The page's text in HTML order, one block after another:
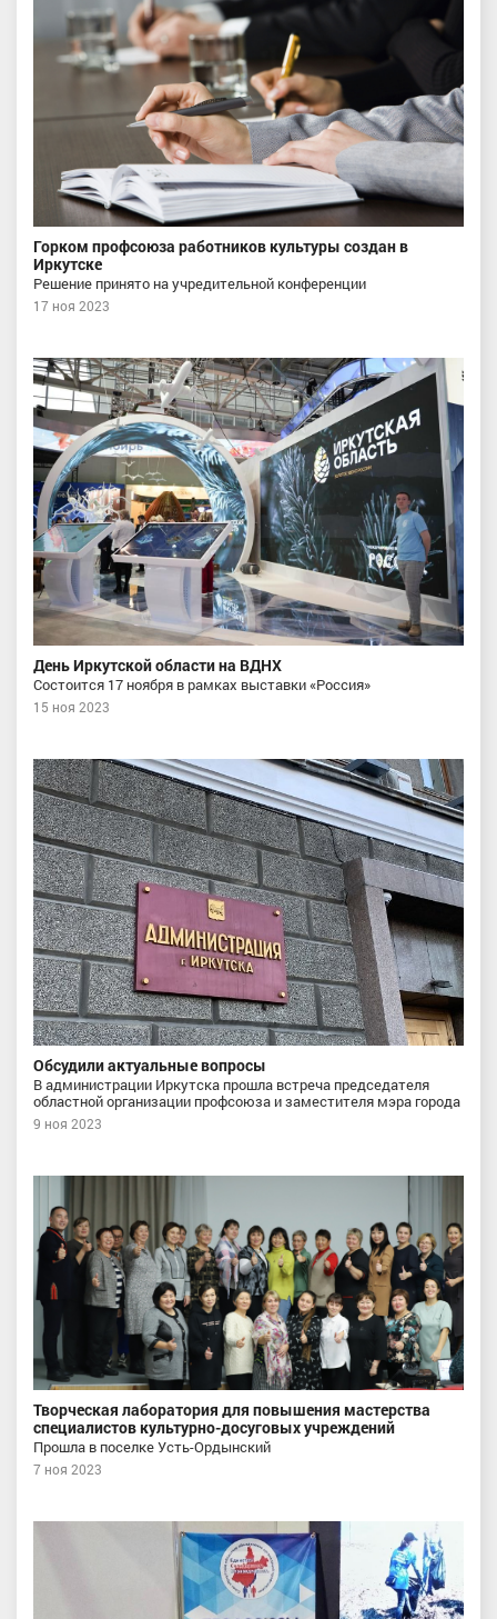
Горком профсоюза работников культуры создан в
Иркутске
Решение принято на учредительной конференции
17 ноя 2023
День Иркутской области на ВДНХ
Состоится 17 ноября в рамках выставки «Россия»
15 ноя 2023
Обсудили актуальные вопросы
В администрации Иркутска прошла встреча председателя
областной организации профсоюза и заместителя мэра города
9 ноя 2023
Творческая лаборатория для повышения мастерства
специалистов культурно-досуговых учреждений
Прошла в поселке Усть-Ордынский
7 ноя 2023